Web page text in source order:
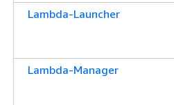
Lambda-Launcher
Lambda-Manager